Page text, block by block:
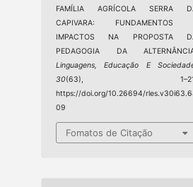
FAMÍLIA AGRÍCOLA SERRA
CAPIVARA: FUNDAMENTOS
IMPACTOS NA PROPOSTA
PEDAGOGIA DA
Linguagens, Educação E
30(63),
https://doi.org/10.26694/
09
Fomatos de Citação